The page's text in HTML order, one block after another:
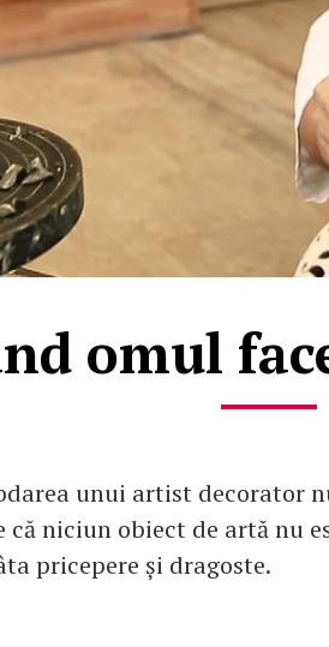
omul
unui artist decorator
că niciun obiect de artă nu
pricepere și dragoste.